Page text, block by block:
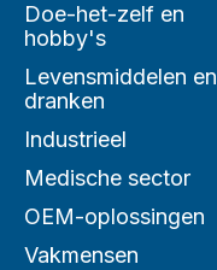
Doe-het-zelf en
hobby's
Levensmiddelen en
dranken
Industrieel
Medische sector
OEM-oplossingen
Vakmensen